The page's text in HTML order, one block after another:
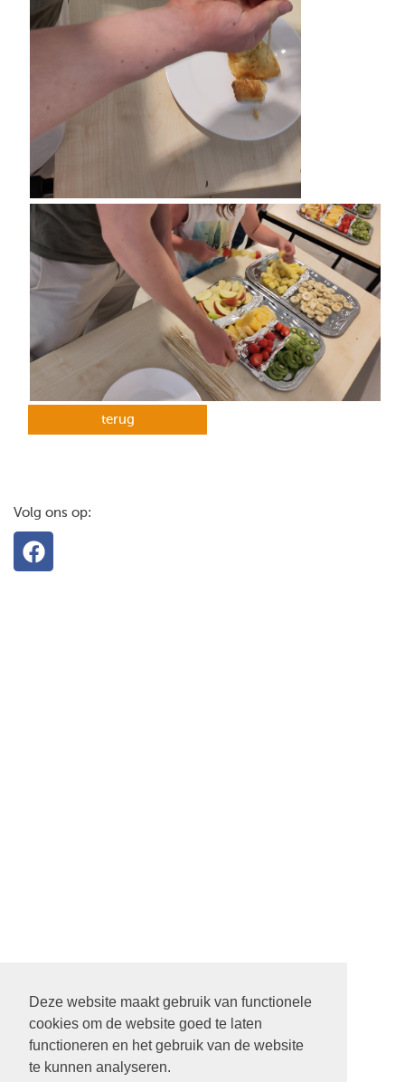
Deze website maakt gebruik van functionele
cookies om de website goed te laten
functioneren en het gebruik van de website
te kunnen analyseren.
terug
Volg ons op:
22 SEPTEMBER STARTDIENST MET ALLE PASTORES. 9.30
UUR IN DE ONTMOETING IN SCHEEMDA